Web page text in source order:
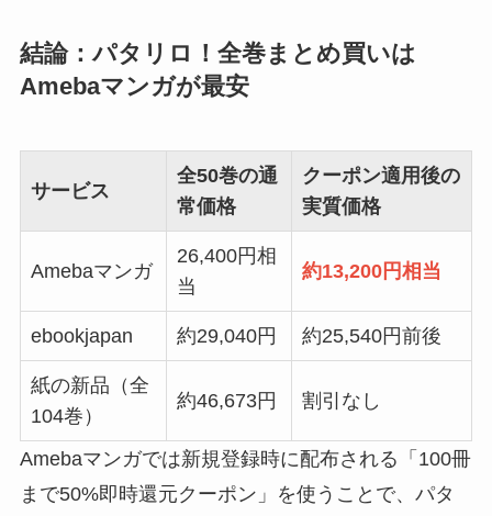
結論：パタリロ！全巻まとめ買いは
Amebaマンガが最安
サービス
全50巻の通
常価格
クーポン適用後の
実質価格
Amebaマンガ
26,400円相
当
約13,200円相当
ebookjapan 約29,040円 約25,540円前後
紙の新品（全
104巻）
約46,673円 割引なし
Amebaマンガでは新規登録時に配布される「100冊
まで50%即時還元クーポン」を使うことで、パタ